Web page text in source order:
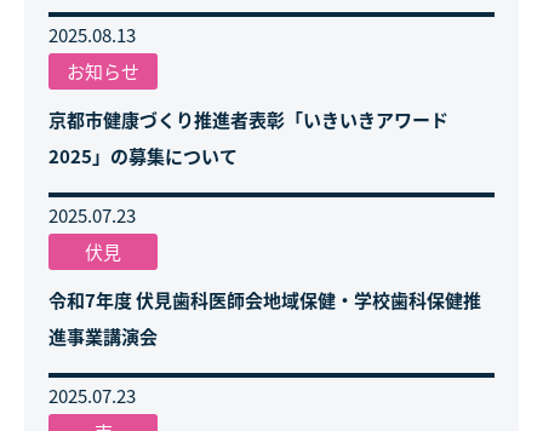
2025.08.13
お知らせ
京都市健康づくり推進者表彰「いきいきアワード
2025」の募集について
2025.07.23
伏見
令和7年度 伏見歯科医師会地域保健・学校歯科保健推
進事業講演会
2025.07.23